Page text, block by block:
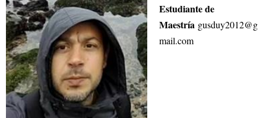
Estudiante de
Maestría gusduy2012@g
mail.com